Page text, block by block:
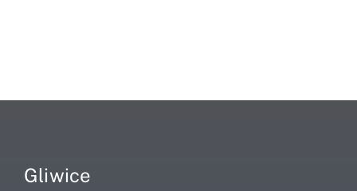
Gliwice